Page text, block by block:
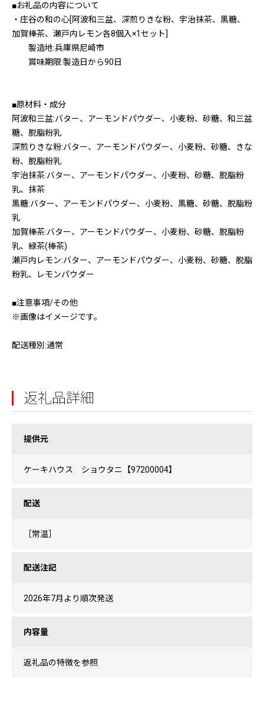
■お礼品の内容について
・庄谷の和の心[阿波和三盆、深煎りきな粉、宇治抹茶、黒糖、
加賀棒茶、瀬戸内レモン各8個入×1セット]
製造地:兵庫県尼崎市
賞味期限:製造日から90日
■原材料・成分
阿波和三盆:バター、アーモンドパウダー、小麦粉、砂糖、和三盆
糖、脱脂粉乳
深煎りきな粉:バター、アーモンドパウダー、小麦粉、砂糖、きな
粉、脱脂粉乳
宇治抹茶:バター、アーモンドパウダー、小麦粉、砂糖、脱脂粉
乳、抹茶
黒糖:バター、アーモンドパウダー、小麦粉、黒糖、砂糖、脱脂粉
乳
加賀棒茶:バター、アーモンドパウダー、小麦粉、砂糖、脱脂粉
乳、緑茶(棒茶)
瀬戸内レモン:バター、アーモンドパウダー、小麦粉、砂糖、脱脂
粉乳、レモンパウダー
■注意事項/その他
※画像はイメージです。
配送種別:通常
返礼品詳細
提供元
ケーキハウス ショウタニ【97200004】
配送
［常温］
配送注記
2026年7月より順次発送
内容量
返礼品の特徴を参照